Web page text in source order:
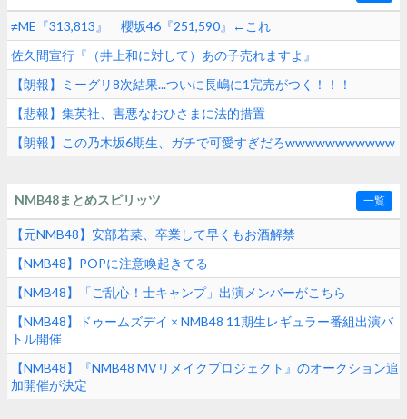
≠ME『313,813』 櫻坂46『251,590』←これ
佐久間宣行『（井上和に対して）あの子売れますよ』
【朗報】ミーグリ8次結果...ついに長嶋に1完売がつく！！！
【悲報】集英社、害悪なおひさまに法的措置
【朗報】この乃木坂6期生、ガチで可愛すぎだろwwwwwwwwwww
NMB48まとめスピリッツ 一覧
【元NMB48】安部若菜、卒業して早くもお酒解禁
【NMB48】POPに注意喚起きてる
【NMB48】「ご乱心！士キャンプ」出演メンバーがこちら
【NMB48】ドゥームズデイ × NMB48 11期生レギュラー番組出演バ
トル開催
【NMB48】『NMB48 MVリメイクプロジェクト』のオークション追
加開催が決定